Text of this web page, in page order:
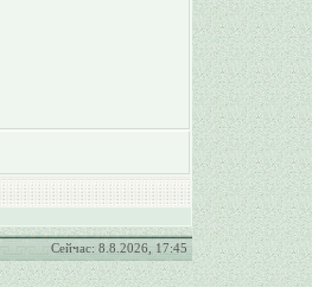
Сейчас: 8.8.2026, 17:45